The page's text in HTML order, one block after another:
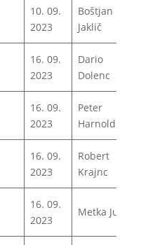
10. 09.
2023
Boštjan
Jaklič
16. 09.
2023
Dario
Dolenc
16. 09.
2023
Peter
Harnold
16. 09.
2023
Robert
Krajnc
16. 09.
2023
Metka Jug